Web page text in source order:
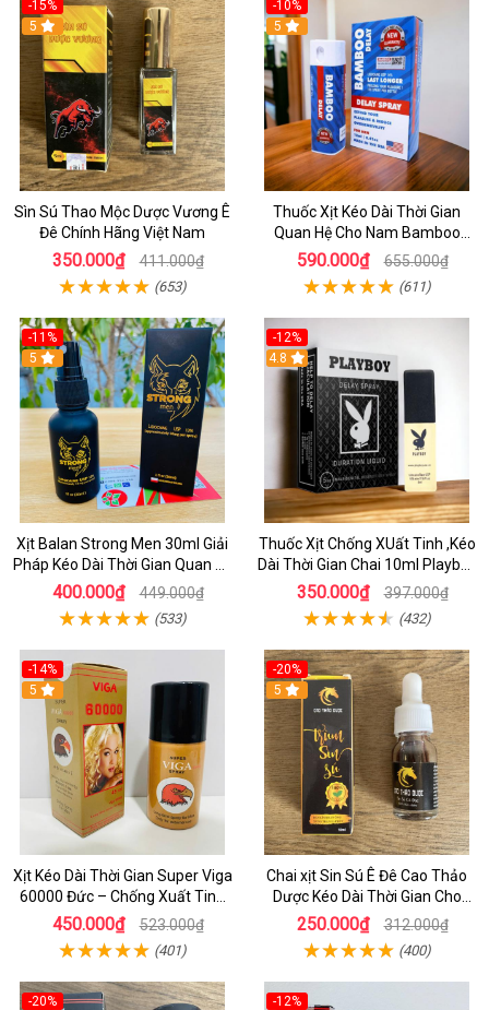
-15%
5
Sìn Sú Thao Mộc Dược Vương Ê
Đê Chính Hãng Việt Nam
350.000₫ 411.000₫
(653)
-10%
5
Thuốc Xịt Kéo Dài Thời Gian
Quan Hệ Cho Nam Bamboo
Delay Của Mỹ
590.000₫ 655.000₫
(611)
-11%
5
Xịt Balan Strong Men 30ml Giải
Pháp Kéo Dài Thời Gian Quan Hệ
Cho Nam Giới
400.000₫ 449.000₫
(533)
-12%
4.8
Thuốc Xịt Chống XUất Tinh ,Kéo
Dài Thời Gian Chai 10ml Playboy
Chính Hãng
350.000₫ 397.000₫
(432)
-14%
5
Xịt Kéo Dài Thời Gian Super Viga
60000 Đức – Chống Xuất Tinh
Sớm, Chai 45ml Chính Hãng
450.000₫ 523.000₫
(401)
-20%
5
Chai xịt Sin Sú Ê Đê Cao Thảo
Dược Kéo Dài Thời Gian Cho
Nam Hiệu Quả
250.000₫ 312.000₫
(400)
-20%
-12%